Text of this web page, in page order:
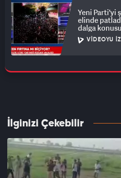
Yeni Parti'yi
elinde
dalga
VIDEOYU
İlginizi Çekebilir